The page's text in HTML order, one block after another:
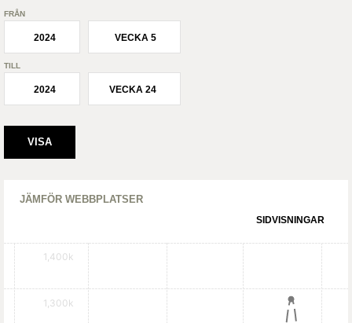
FRÅN
2024 VECKA 5
TILL
2024 VECKA 24
JÄMFÖR WEBBPLATSER
SIDVISNINGAR
1,300k
1,400k